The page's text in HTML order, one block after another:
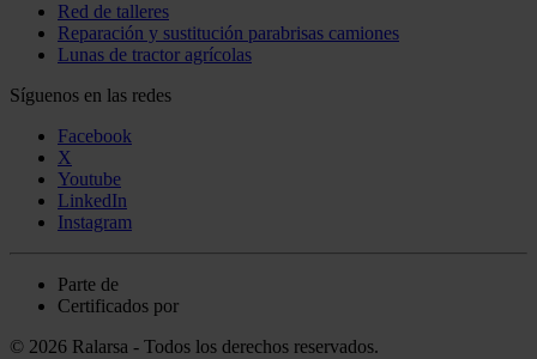
Red de talleres
Reparación y sustitución parabrisas camiones
Lunas de tractor agrícolas
Síguenos en las redes
Facebook
X
Youtube
LinkedIn
Instagram
Parte de
Certificados por
© 2026 Ralarsa - Todos los derechos reservados.